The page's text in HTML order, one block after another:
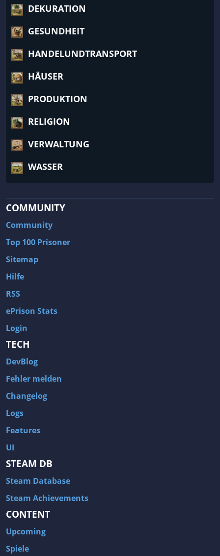
DEKURATION
GESUNDHEIT
HANDELUNDTRANSPORT
HÄUSER
PRODUKTION
RELIGION
VERWALTUNG
WASSER
COMMUNITY
Community
Top 100 Prisoner
Sitemap
Hilfe
RSS
ePrison Stats
Login
TECH
DevBlog
Fehler melden
Changelog
Logs
Features
UI
STEAM DB
Steam Database
Steam Achievements
CONTENT
Upcoming
Spiele